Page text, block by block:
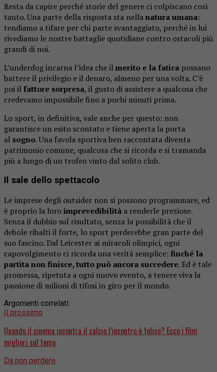
Resta da capire perché storie del genere ci colpiscano così
tanto. Una parte della risposta sta nellanatura umana:
tendiamo a tifare per chi parte svantaggiato, perché in lui
rivediamo le nostre battaglie quotidiane contro ostacoli più
grandi di noi.
L’underdog incarna l’idea che ilmerito e la fatica possano
battere il privilegio e il denaro, almeno per una volta. C’è
poi il fattore sorpresa, il gusto di assistere a qualcosa che
credevamo impossibile fino a pochi minuti prima.
Lo sport, in definitiva, vale anche per questo: non
garantisce un esito scontato e tiene aperta la porta
al sogno. Una favola sportiva ben raccontata diventa
patrimonio comune, qualcosa che si ricorda e si tramanda
più a lungo di un trofeo vinto dal solito club.
Il sale dello spettacolo
Le imprese degli outsider non si possono programmare, ed
è proprio la loroimprevedibilità a renderle preziose.
Senza il dubbio sul risultato, senza la possibilità che il
debole ribalti il forte, lo sport perderebbe gran parte del
suo fascino. Dal Leicester ai miracoli olimpici, ogni
capovolgimento ci ricorda una verità semplice: finché la
partita non finisce, tutto può ancora succedere. Ed è tale
promessa, ripetuta a ogni nuovo evento, a tenere viva la
passione di milioni di tifosi in giro per il mondo.
Argomenti correlati:
Il prossimo
Quando il cinema incontra il calcio l’incontro è felice? Ecco i film
migliori sul tema
Da non perdere